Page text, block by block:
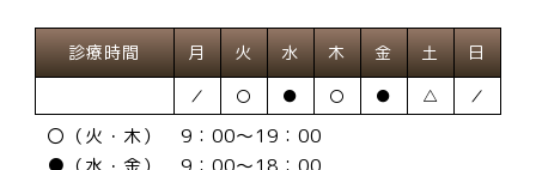
診療時間 月 火 水 木 金 土 日
／ 〇 ● 〇 ● △ ／
〇（火・木） 9：00～19：00